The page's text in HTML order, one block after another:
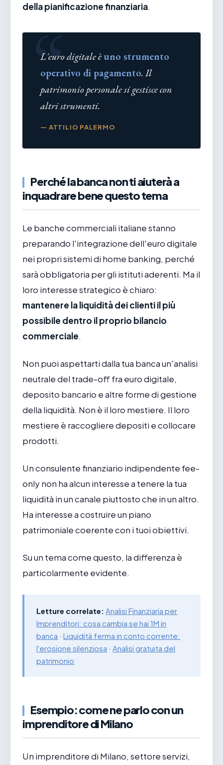
della pianificazione finanziaria.
L'euro digitale èuno strumento
operativo di pagamento. Il
patrimonio personale si gestisce con
altri strumenti.
— ATTILIO PALERMO
Perché la banca non ti aiuterà a
inquadrare bene questo tema
Le banche commerciali italiane stanno
preparando l'integrazione dell'euro digitale
nei propri sistemi di home banking, perché
sarà obbligatoria per gli istituti aderenti. Ma il
loro interesse strategico è chiaro:
mantenere la liquidità dei clienti il più
possibile dentro il proprio bilancio
commerciale.
Non puoi aspettarti dalla tua banca un'analisi
neutrale del trade-off fra euro digitale,
deposito bancario e altre forme di gestione
della liquidità. Non è il loro mestiere. Il loro
mestiere è raccogliere depositi e collocare
prodotti.
Un consulente finanziario indipendente fee-
only non ha alcun interesse a tenere la tua
liquidità in un canale piuttosto che in un altro.
Ha interesse a costruire un piano
patrimoniale coerente con i tuoi obiettivi.
Su un tema come questo, la differenza è
particolarmente evidente.
Letture correlate: Analisi Finanziaria per
Imprenditori: cosa cambia se hai 1M in
banca ·Liquidità ferma in conto corrente:
l'erosione silenziosa ·Analisi gratuita del
patrimonio
Esempio: come ne parlo con un
imprenditore di Milano
Un imprenditore di Milano, settore servizi,